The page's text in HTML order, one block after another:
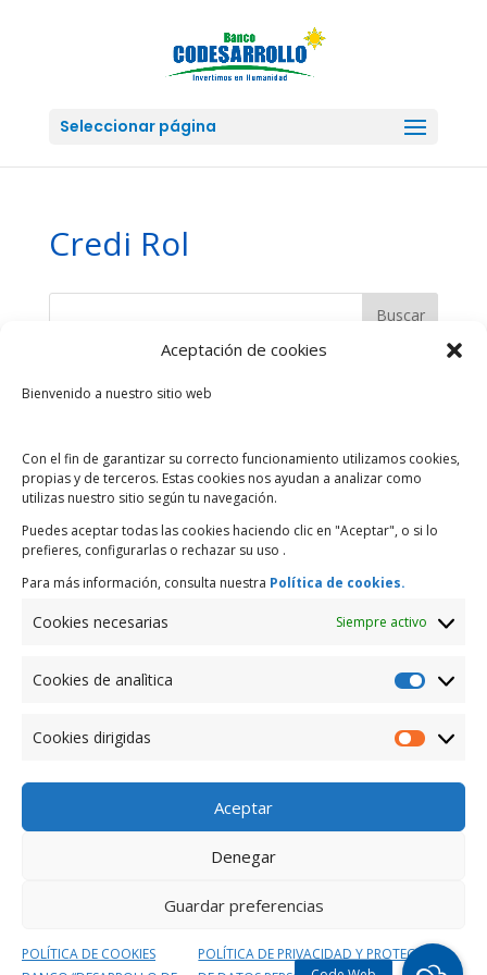
Aceptación de cookies
Bienvenido a nuestro sitio web
Con el fin de garantizar su correcto funcionamiento utilizamos cookies,
propias y de terceros. Estas cookies nos ayudan a analizar como
utilizas nuestro sitio según tu navegación.
Puedes aceptar todas las cookies haciendo clic en "Aceptar", o si lo
prefieres, configurarlas o rechazar su uso .
Para más información, consulta nuestra Política de cookies.
Cookies necesarias Siempre activo
Cookies de analìtica
Cookies
analìtica
Cookies dirigidas
Cookies
Aceptar
Denegar
Guardar preferencias
POLÍTICA DE COOKIES POLÍTICA DE PRIVACIDAD Y PROTECCIÓN
Seleccionar página
Credi Rol
Tips de Ahorro ¿Cómo planificar el ahorro?
Presencia Internacional
Ahorra y Gana con la “Raspadita de la Suerte”
Comentarios recientes
marzo 2019
Categorías
Meta
WordPress.org